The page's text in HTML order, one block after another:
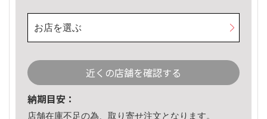
お店を選ぶ
近くの店舗を確認する
納期目安：
店舗在庫不足の為、取り寄せ注文となります。